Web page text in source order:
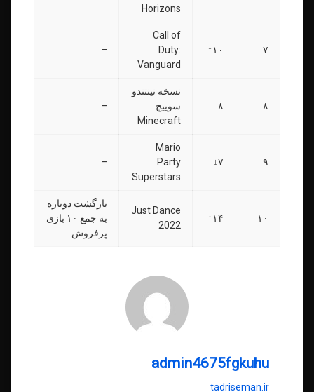
Horizons
۷ ۱۰↑
Call of
Duty:
Vanguard
–
۸ ۸
نسخه نینتندو
سوییچ
Minecraft
–
۹ ۷↓
Mario
Party
Superstars
–
۱۰ ۱۴↑
Just Dance
2022
بازگشت دوباره
به جمع ۱۰ بازی
پرفروش
admin4675fgkuhu
tadriseman.ir